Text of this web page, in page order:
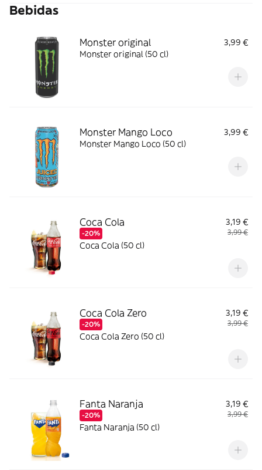
Bebidas
Monster original
3,99 €
Monster original (50 cl)
Monster Mango Loco
3,99 €
Monster Mango Loco (50 cl)
Coca Cola
-20%
3,19 €
3,99 €
Coca Cola (50 cl)
Coca Cola Zero
-20%
3,19 €
3,99 €
Coca Cola Zero (50 cl)
Fanta Naranja
-20%
3,19 €
3,99 €
Fanta Naranja (50 cl)